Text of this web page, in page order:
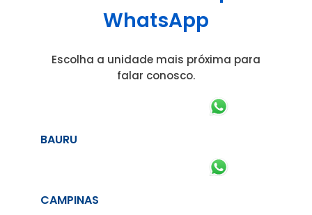
WhatsApp
Escolha a unidade mais próxima para
falar conosco.
BAURU
CAMPINAS